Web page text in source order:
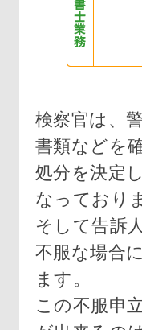
検察官は、
書類などを
処分を決定
なっており
そして告訴
不服な場合
ます。
この不服申